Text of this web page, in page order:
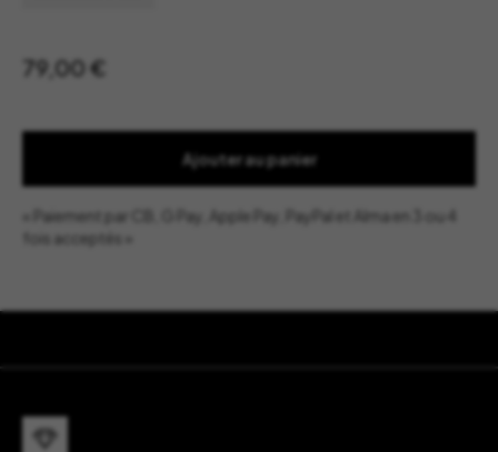
79,00 €
Ajouter au panier
« Paiement par CB, G Pay, Apple Pay, PayPal et Alma en 3 ou 4
fois acceptés »